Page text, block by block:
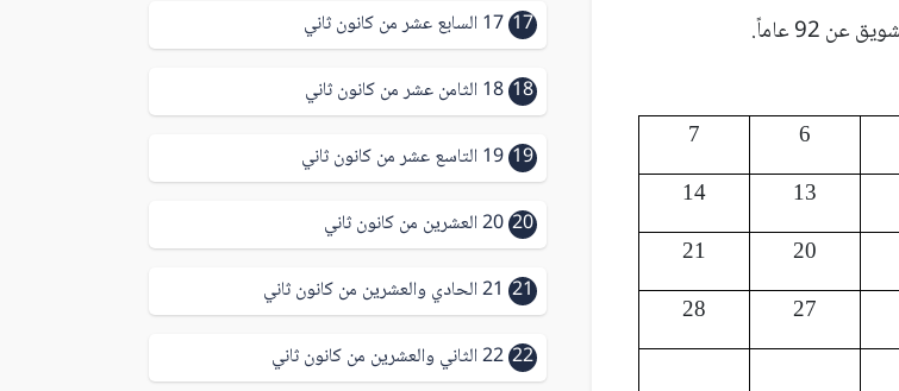
6
7
13
14
20
21
27
28
17 17 السابع عشر من كانون ثاني
18 18 الثامن عشر من كانون ثاني
19 19 التاسع عشر من كانون ثاني
20 20 العشرين من كانون ثاني
21 21 الحادي والعشرين من كانون ثاني
22 22 الثاني والعشرين من كانون ثاني